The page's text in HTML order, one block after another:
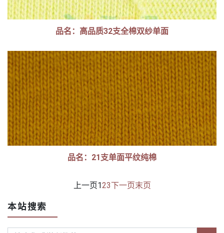
品名：高品质32支全棉双纱单面
品名：21支单面平纹纯棉
上一页123下一页末页
本站搜索